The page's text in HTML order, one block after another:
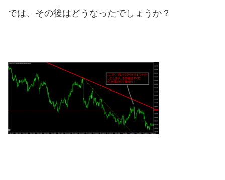
では、その後はどうなったでしょうか？